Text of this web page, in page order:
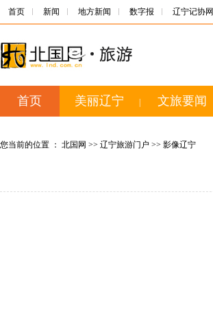
首页 新闻 地方新闻 数字报 辽宁记协网
首页 美丽辽宁 文旅要闻
您当前的位置 ： 北国网 >> 辽宁旅游门户 >> 影像辽宁